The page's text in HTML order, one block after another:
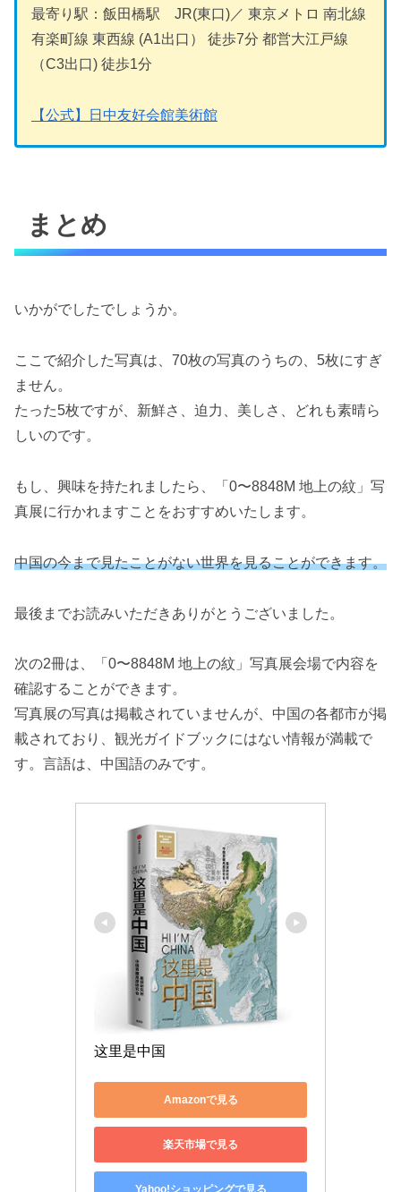
最寄り駅：飯田橋駅 JR(東口)／ 東京メトロ 南北線
有楽町線 東西線 (A1出口） 徒歩7分 都営大江戸線
（C3出口) 徒歩1分
【公式】日中友好会館美術館
まとめ
いかがでしたでしょうか。
ここで紹介した写真は、70枚の写真のうちの、5枚にすぎ
ません。
たった5枚ですが、新鮮さ、迫力、美しさ、どれも素晴ら
しいのです。
もし、興味を持たれましたら、「0〜8848M 地上の紋」写
真展に行かれますことをおすすめいたします。
中国の今まで見たことがない世界を見ることができます。
最後までお読みいただきありがとうございました。
次の2冊は、「0〜8848M 地上の紋」写真展会場で内容を
確認することができます。
写真展の写真は掲載されていませんが、中国の各都市が掲
載されており、観光ガイドブックにはない情報が満載で
す。言語は、中国語のみです。
这里是中国
Amazonで見る
楽天市場で見る
Yahoo!ショッピングで見る